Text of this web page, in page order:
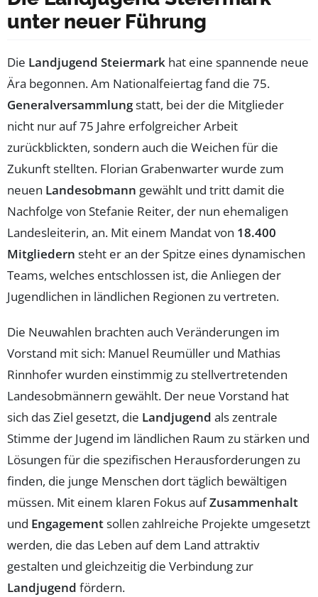
unter neuer Führung
Die Landjugend Steiermark hat eine spannende neue
Ära begonnen. Am Nationalfeiertag fand die 75.
Generalversammlungstatt, bei der die Mitglieder
nicht nur auf 75 Jahre erfolgreicher Arbeit
zurückblickten, sondern auch die Weichen für die
Zukunft stellten. Florian Grabenwarter wurde zum
neuen Landesobmann gewählt und tritt damit die
Nachfolge von Stefanie Reiter, der nun ehemaligen
Landesleiterin, an. Mit einem Mandat von 18.400
Mitgliedern steht er an der Spitze eines dynamischen
Teams, welches entschlossen ist, die Anliegen der
Jugendlichen in ländlichen Regionen zu vertreten.
Die Neuwahlen brachten auch Veränderungen im
Vorstand mit sich: Manuel Reumüller und Mathias
Rinnhofer wurden einstimmig zu stellvertretenden
Landesobmännern gewählt. Der neue Vorstand hat
sich das Ziel gesetzt, die Landjugend als zentrale
Stimme der Jugend im ländlichen Raum zu stärken und
Lösungen für die spezifischen Herausforderungen zu
finden, die junge Menschen dort täglich bewältigen
müssen. Mit einem klaren Fokus aufZusammenhalt
und Engagementsollen zahlreiche Projekte umgesetzt
werden, die das Leben auf dem Land attraktiv
gestalten und gleichzeitig die Verbindung zur
Landjugend fördern.